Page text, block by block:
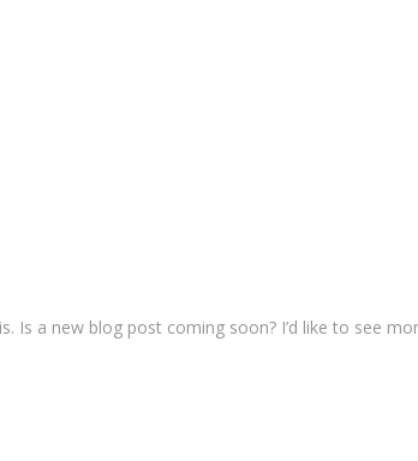
Is a new blog post coming soon? I’d like to see